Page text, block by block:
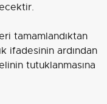
tamamlandıktan
ifadesinin ardından
tutuklanmasına